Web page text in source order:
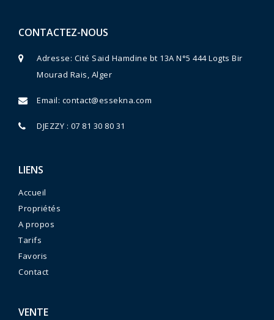
CONTACTEZ-NOUS
Adresse: Cité Said Hamdine bt 13A N°5 444 Logts Bir
Mourad Rais, Alger
Email: contact@essekna.com
DJEZZY : 07 81 30 80 31
LIENS
Accueil
Propriétés
A propos
Tarifs
Favoris
Contact
VENTE